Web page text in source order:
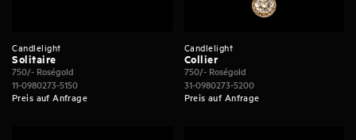
Candlelight
Solitaire
750/- Roségold
11-0980273-5150
Preis auf Anfrage
Candlelight
Collier
750/- Roségold
31-0980273-5200
Preis auf Anfrage